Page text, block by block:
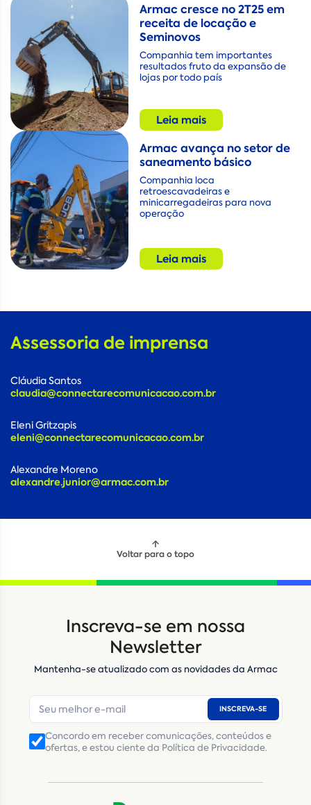
Armac cresce no 2T25 em
receita de locação e
Seminovos
Companhia tem importantes
resultados fruto da expansão de
lojas por todo país
Leia mais
Armac avança no setor de
saneamento básico
Companhia loca
retroescavadeiras e
minicarregadeiras para nova
operação
Leia mais
Assessoria de imprensa
Cláudia Santos
claudia@connectarecomunicacao.com.br
Eleni Gritzapis
eleni@connectarecomunicacao.com.br
Alexandre Moreno
alexandre.junior@armac.com.br
Voltar para o topo
Inscreva-se em nossa
Newsletter
Mantenha-se atualizado com as novidades da Armac
INSCREVA-SE
Concordo em receber comunicações, conteúdos e
ofertas, e estou ciente da Política de Privacidade.